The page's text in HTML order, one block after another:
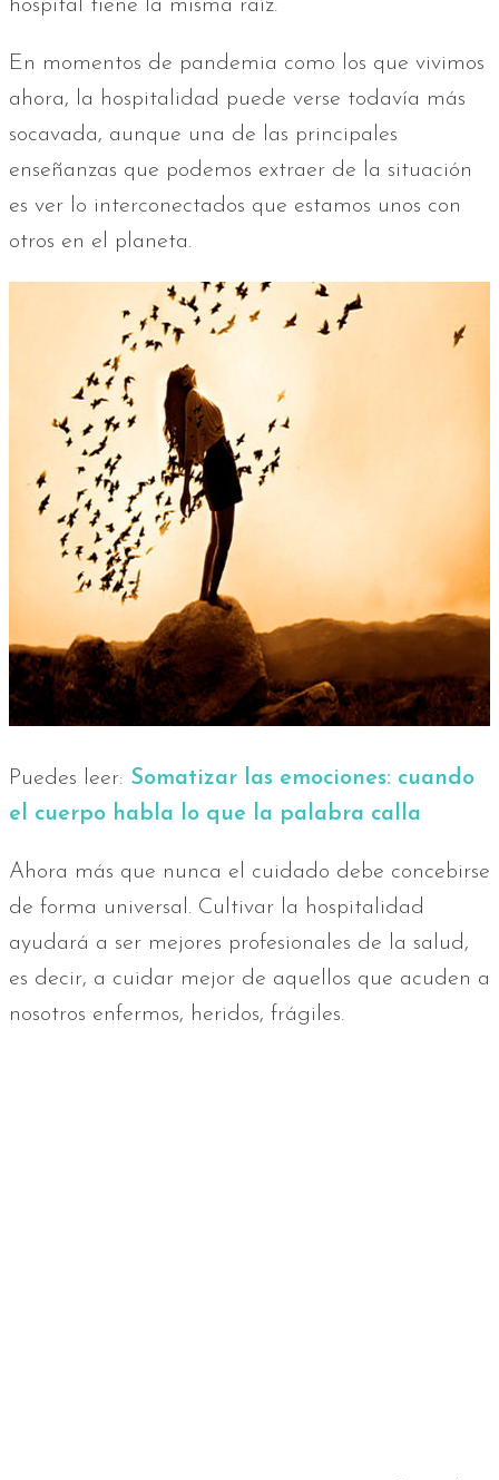
hospital tiene la misma raíz.
En momentos de pandemia como los que vivimos
ahora, la hospitalidad puede verse todavía más
socavada, aunque una de las principales
enseñanzas que podemos extraer de la situación
es ver lo interconectados que estamos unos con
otros en el planeta.
Puedes leer: Somatizar las emociones: cuando
el cuerpo habla lo que la palabra calla
Ahora más que nunca el cuidado debe concebirse
de forma universal. Cultivar la hospitalidad
ayudará a ser mejores profesionales de la salud,
es decir, a cuidar mejor de aquellos que acuden a
nosotros enfermos, heridos, frágiles.